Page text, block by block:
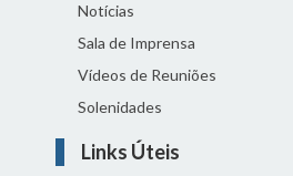
Notícias
Sala de Imprensa
Vídeos de Reuniões
Solenidades
Links Úteis